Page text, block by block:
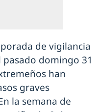
de vigilancia
domingo 31
han
graves
la semana de